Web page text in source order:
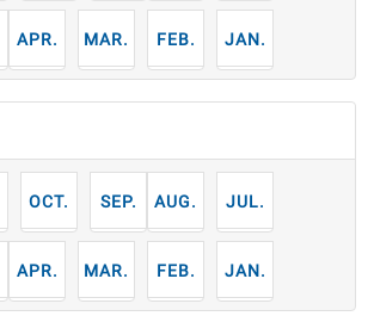
4月 3月 2月 1月
10月 9月 8月 7月
4月 3月 2月 1月